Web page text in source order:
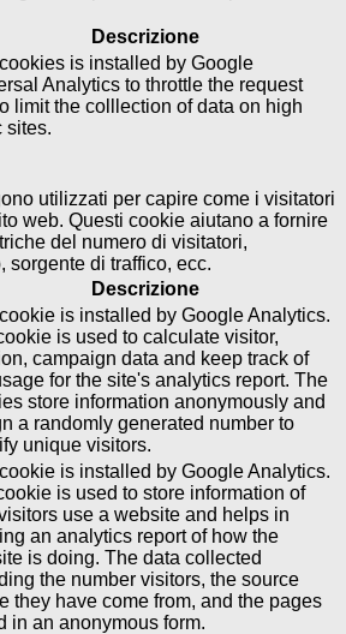
Descrizione
is installed by Google
Analytics to throttle the request
limit the colllection of data on high
sites.
utilizzati per capire come i visitatori
web. Questi cookie aiutano a fornire
del numero di visitatori,
sorgente di traffico, ecc.
Descrizione
is installed by Google Analytics.
is used to calculate visitor,
campaign data and keep track of
for the site's analytics report. The
store information anonymously and
a randomly generated number to
unique visitors.
is installed by Google Analytics.
is used to store information of
use a website and helps in
an analytics report of how the
is doing. The data collected
the number visitors, the source
they have come from, and the pages
in an anonymous form.